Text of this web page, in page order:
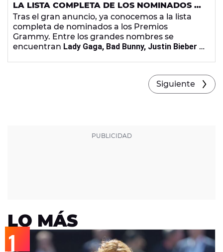
LA LISTA COMPLETA DE LOS NOMINADOS A
LOS PREMIOS GRAMMY 2026
Tras el gran anuncio, ya conocemos a la lista
completa de nominados a los Premios
Grammy. Entre los grandes nombres se
encuentran Lady Gaga, Bad Bunny, Justin Bieber y
Siguiente
LO MÁS